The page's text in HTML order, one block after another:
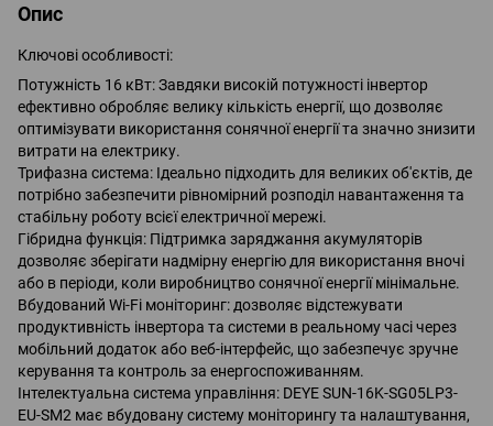
Опис
Ключові особливості:
Потужність 16 кВт: Завдяки високій потужності інвертор
ефективно обробляє велику кількість енергії, що дозволяє
оптимізувати використання сонячної енергії та значно знизити
витрати на електрику.
Трифазна система: Ідеально підходить для великих об'єктів, де
потрібно забезпечити рівномірний розподіл навантаження та
стабільну роботу всієї електричної мережі.
Гібридна функція: Підтримка заряджання акумуляторів
дозволяє зберігати надмірну енергію для використання вночі
або в періоди, коли виробництво сонячної енергії мінімальне.
Вбудований Wi-Fi моніторинг: дозволяє відстежувати
продуктивність інвертора та системи в реальному часі через
мобільний додаток або веб-інтерфейс, що забезпечує зручне
керування та контроль за енергоспоживанням.
Інтелектуальна система управління: DEYE SUN-16K-SG05LP3-
EU-SM2 має вбудовану систему моніторингу та налаштування,